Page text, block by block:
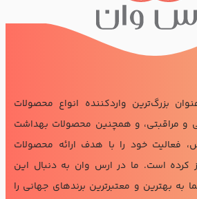
بزرگ‌ترین واردکننده انواع محصولات
و مراقبتی، و همچنین محصولات بهداشت
فعالیت خود را با هدف ارائه محصولات
کرده است. ما در ارس وان به دنبال این
بهترین و معتبرترین برندهای جهانی را